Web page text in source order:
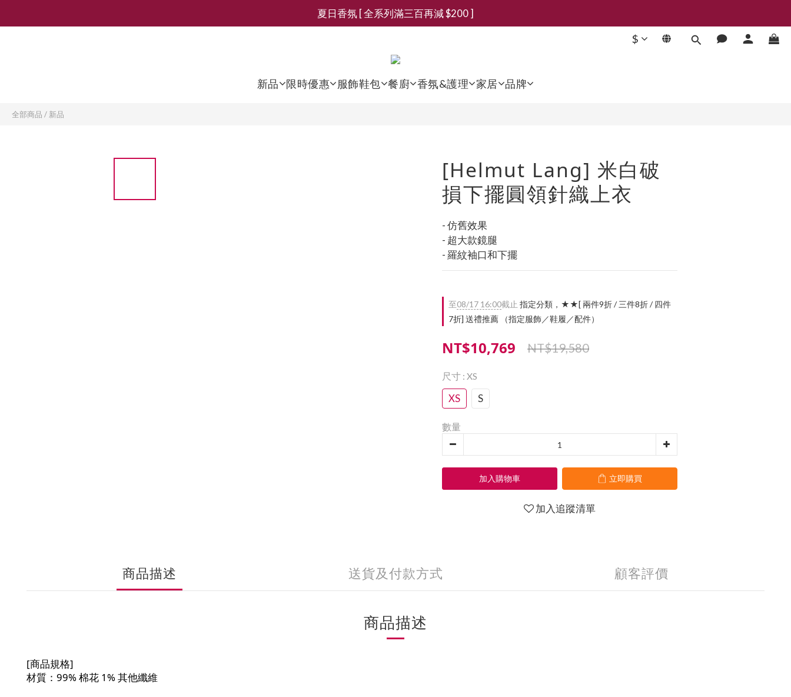
新會員募集現領抵用千元購物金
夏日香氛 [ 全系列滿三百再減 $200 ]
$
新品 限時優惠 服飾鞋包 餐廚 香氛&護理 家居 品牌
全部商品 / 新品
[Helmut Lang] 米白破
損下擺圓領針織上衣
- 仿舊效果
- 超大款鏡腿
- 羅紋袖口和下擺
至08/17 16:00截止 指定分類，★★[ 兩件9折 / 三件8折 / 四件
7折] 送禮推薦 （指定服飾／鞋履／配件）
NT$10,769 NT$19,580
尺寸 : XS
XS S
數量
加入購物車 立即購買
加入追蹤清單
商品描述 送貨及付款方式 顧客評價
商品描述
[商品規格]
材質：99% 棉花 1% 其他纖維
立即購買